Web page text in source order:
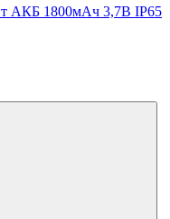
АКБ 1800мАч 3,7В IP65